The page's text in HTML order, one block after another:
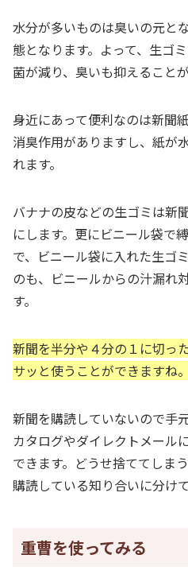
水分が多いものは臭いの元と
態となります。よって、生ゴ
菌が減り、臭いも抑えることが
身近にあって便利なのは新聞
消臭作用がありますし、紙が
れます。
バナナの皮などの生ゴミは新
にします。更にビニール袋で
で、ビニール袋に入れた生ゴ
のも、ビニールからの汁漏れ
す。
新聞を半分や４分の１に切っ
サッと使うことができますね。
新聞を購読していないので手
カタログやダイレクトメール
できます。どうせ捨ててしま
購読している知り合いに分け
重曹を使ってみる